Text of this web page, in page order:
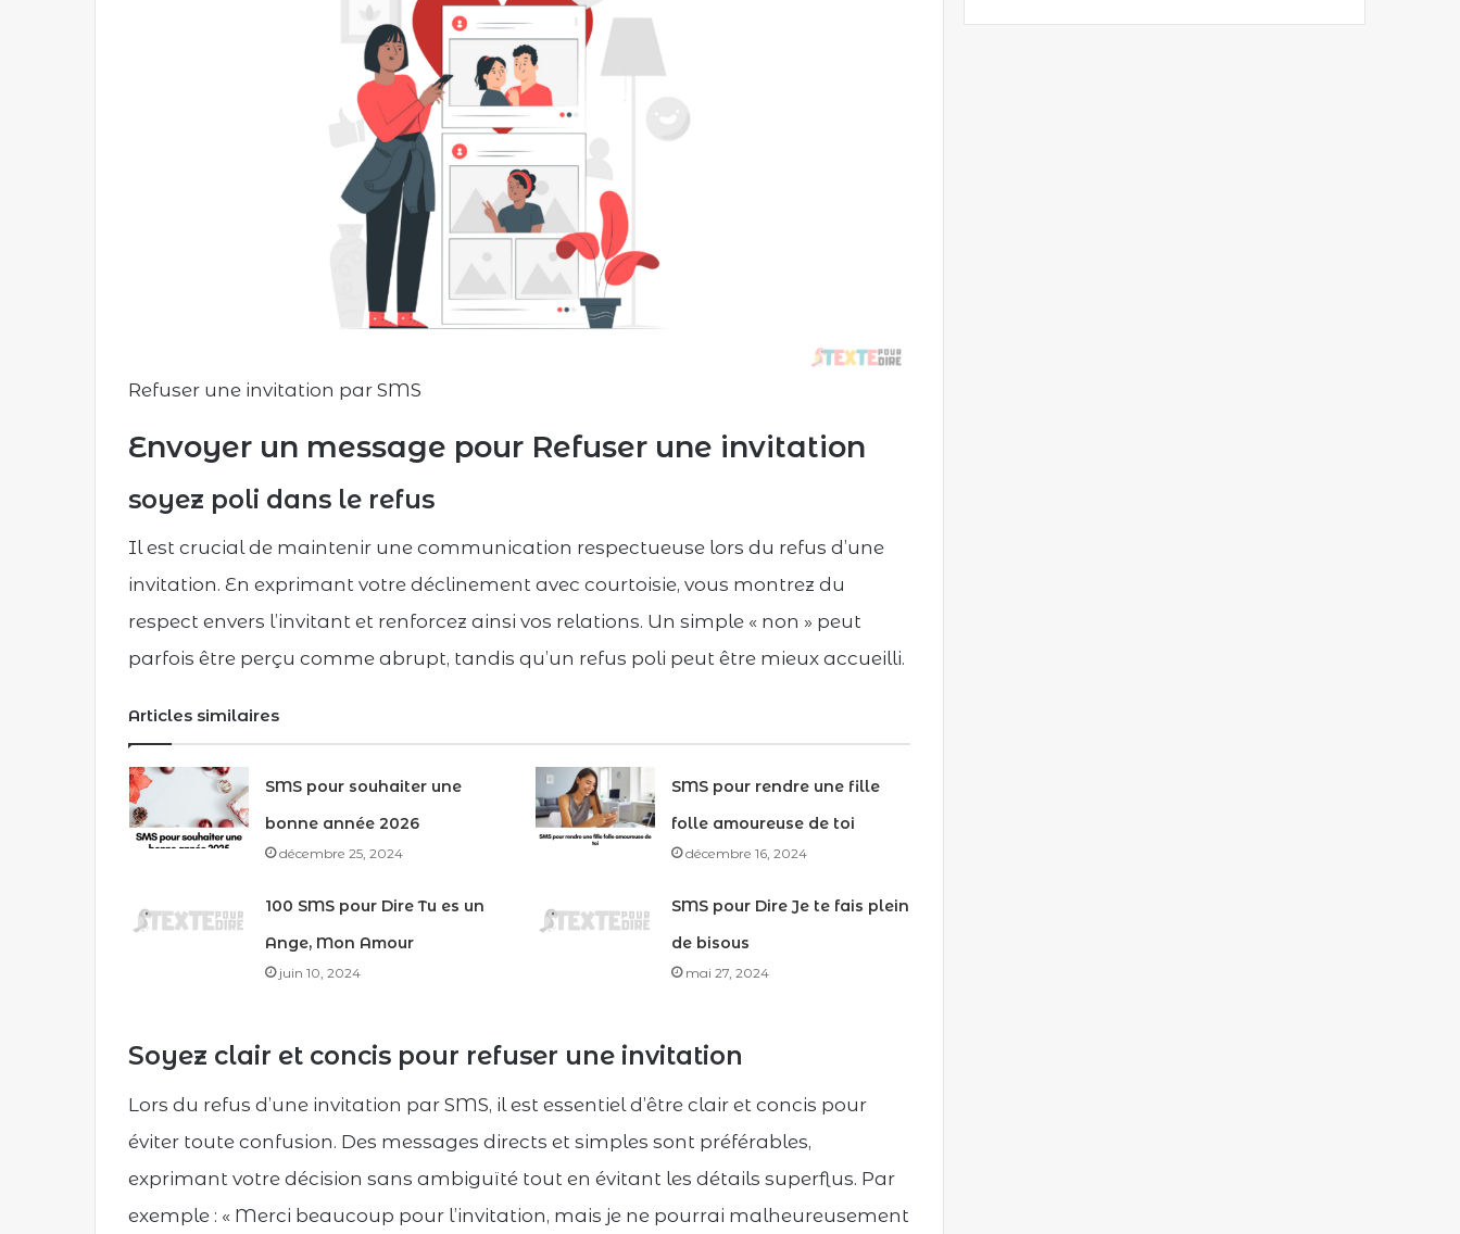
Refuser une invitation par SMS
Envoyer un message pour Refuser une invitation
soyez poli dans le refus
Il est crucial de maintenir une communication respectueuse lors du refus d’une
invitation. En exprimant votre déclinement avec courtoisie, vous montrez du
respect envers l’invitant et renforcez ainsi vos relations. Un simple « non » peut
parfois être perçu comme abrupt, tandis qu’un refus poli peut être mieux accueilli.
Articles similaires
SMS pour souhaiter une
bonne année 2026
décembre 25, 2024
SMS pour rendre une fille
folle amoureuse de toi
décembre 16, 2024
100 SMS pour Dire Tu es un
Ange, Mon Amour
juin 10, 2024
SMS pour Dire Je te fais plein
de bisous
mai 27, 2024
Soyez clair et concis pour refuser une invitation
Lors du refus d’une invitation par SMS, il est essentiel d’être clair et concis pour
éviter toute confusion. Des messages directs et simples sont préférables,
exprimant votre décision sans ambiguïté tout en évitant les détails superflus. Par
exemple : « Merci beaucoup pour l’invitation, mais je ne pourrai malheureusement